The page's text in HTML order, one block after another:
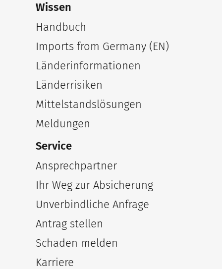
Wissen
Handbuch
Imports from Germany (EN)
Länderinformationen
Länderrisiken
Mittelstandslösungen
Meldungen
Service
Ansprechpartner
Ihr Weg zur Absicherung
Unverbindliche Anfrage
Antrag stellen
Schaden melden
Karriere